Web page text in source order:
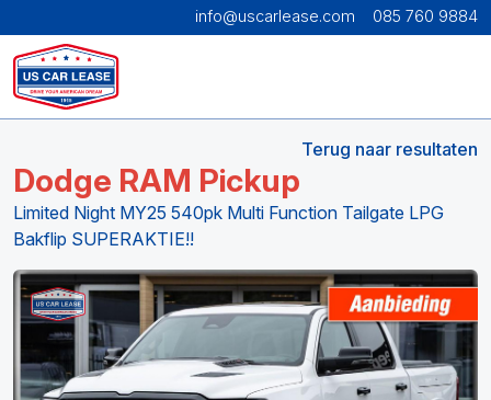
info@uscarlease.com 085 760 9884
Terug naar resultaten
Dodge RAM Pickup
Limited Night MY25 540pk Multi Function Tailgate LPG
Bakflip SUPERAKTIE!!